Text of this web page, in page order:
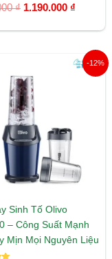
₫ 1.190.000 ₫
-12%
Sinh Tố Olivo
– Công Suất Mạnh
Mịn Mọi Nguyên Liệu
là:
2.250.000 ₫.
Giá
hiện